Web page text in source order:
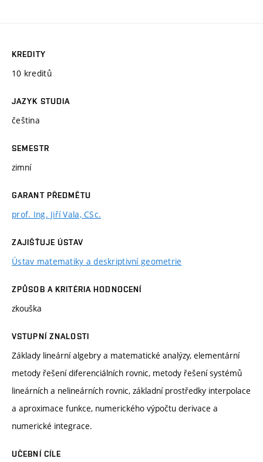
KREDITY
10 kreditů
JAZYK STUDIA
čeština
SEMESTR
zimní
GARANT PŘEDMĚTU
prof. Ing. Jiří Vala, CSc.
ZAJIŠŤUJE ÚSTAV
Ústav matematiky a deskriptivní geometrie
ZPŮSOB A KRITÉRIA HODNOCENÍ
zkouška
VSTUPNÍ ZNALOSTI
Základy lineární algebry a matematické analýzy, elementární
metody řešení diferenciálních rovnic, metody řešení systémů
lineárních a nelineárních rovnic, základní prostředky interpolace
a aproximace funkce, numerického výpočtu derivace a
numerické integrace.
UČEBNÍ CÍLE